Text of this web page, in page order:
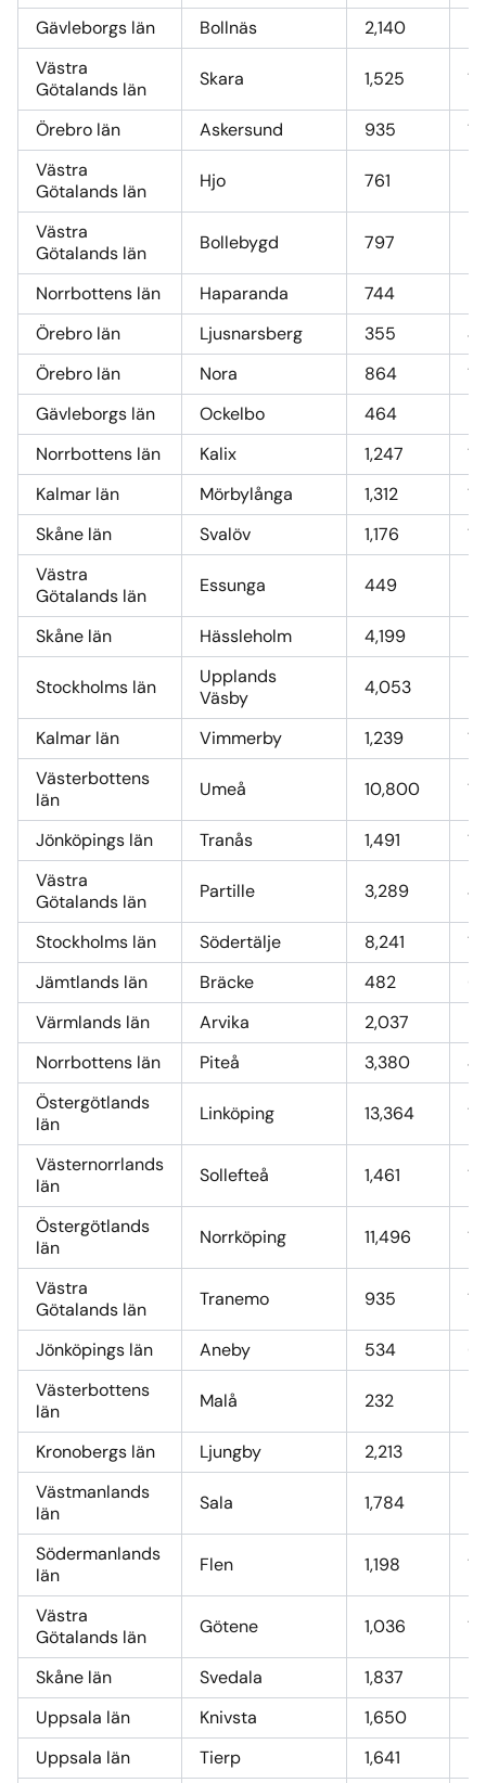
Gävleborgs län Bollnäs 2,140
Västra
Götalands län
Skara 1,525
Örebro län Askersund 935
Västra
Götalands län
Hjo 761
Västra
Götalands län
Bollebygd 797
Norrbottens län Haparanda 744
Örebro län
Ljusnarsberg 355
Örebro län
Nora 864
Gävleborgs län
Ockelbo 464
Norrbottens län
Kalix 1,247
Kalmar län
Mörbylånga 1,312
Skåne län
Svalöv 1,176
Västra
Götalands län
Essunga 449
Skåne län Hässleholm 4,199
Stockholms län
Upplands
Väsby
4,053
Kalmar län Vimmerby 1,239
Västerbottens
län
Umeå 10,800
Jönköpings län Tranås 1,491
Västra
Götalands län
Partille 3,289
Stockholms län Södertälje 8,241
Jämtlands län
Bräcke 482
Värmlands län
Arvika 2,037
Norrbottens län
Piteå 3,380
Östergötlands
län
Linköping 13,364
Västernorrlands
län
Sollefteå 1,461
Östergötlands
län
Norrköping 11,496
Västra
Götalands län
Tranemo 935
Jönköpings län Aneby 534
Västerbottens
län
Malå 232
Kronobergs län Ljungby 2,213
Västmanlands
län
Sala 1,784
Södermanlands
län
Flen 1,198
Västra
Götalands län
Götene 1,036
Skåne län Svedala 1,837
Uppsala län
Knivsta 1,650
Uppsala län
Tierp 1,641